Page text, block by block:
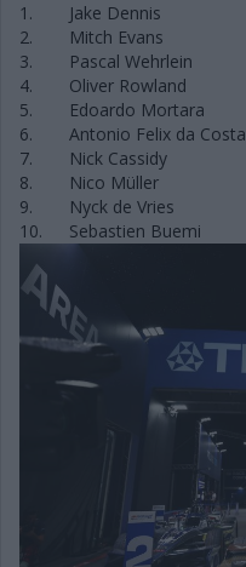
1.
Jake Dennis
2.
Mitch Evans
3.
Pascal Wehrlein
4.
Oliver Rowland
5.
Edoardo Mortara
6.
Antonio Felix da Costa
7.
Nick Cassidy
8.
Nico Müller
9.
Nyck de Vries
10.
Sebastien Buemi